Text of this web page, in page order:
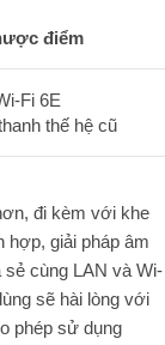
điểm
Fi 6E
thế hệ cũ
đi kèm với khe
hợp, giải pháp âm
cùng LAN và Wi-
sẽ hài lòng với
phép sử dụng